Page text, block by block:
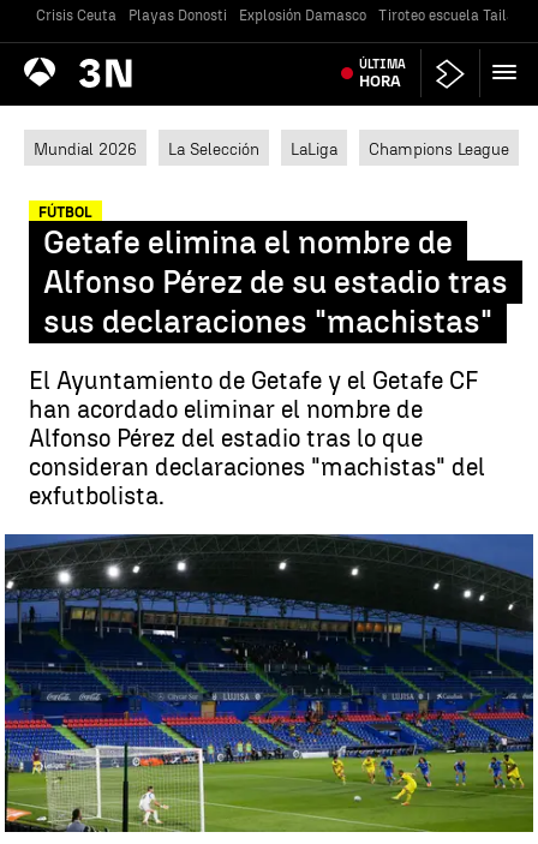
Crisis Ceuta Playas Donosti Explosión Damasco Tiroteo escuela
Antena
3 Noticias ÚLTIMA
HORA
Mundial 2026 La Selección LaLiga Champions League
FÚTBOL
Getafe elimina el nombre de
Alfonso Pérez de su estadio tras
sus declaraciones "machistas"
El Ayuntamiento de Getafe y el Getafe CF
han acordado eliminar el nombre de
Alfonso Pérez del estadio tras lo que
consideran declaraciones "machistas" del
exfutbolista.